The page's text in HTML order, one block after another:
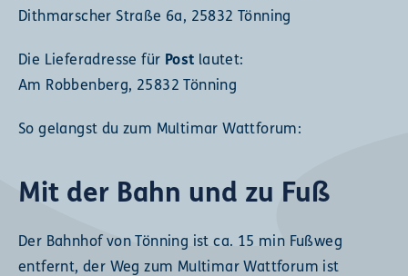
Dithmarscher Straße 6a, 25832 Tönning
Die Lieferadresse für Post lautet:
Am Robbenberg, 25832 Tönning
So gelangst du zum Multimar Wattforum:
Mit der Bahn und zu Fuß
Der Bahnhof von Tönning ist ca. 15 min Fußweg
entfernt, der Weg zum Multimar Wattforum ist